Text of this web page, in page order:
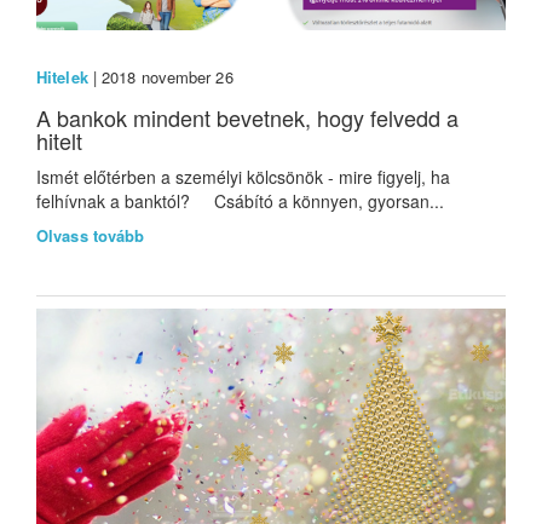
Hitelek| 2018 november 26
A bankok mindent bevetnek, hogy felvedd a
hitelt
Ismét előtérben a személyi kölcsönök - mire figyelj, ha
felhívnak a banktól? Csábító a könnyen, gyorsan...
Olvass tovább